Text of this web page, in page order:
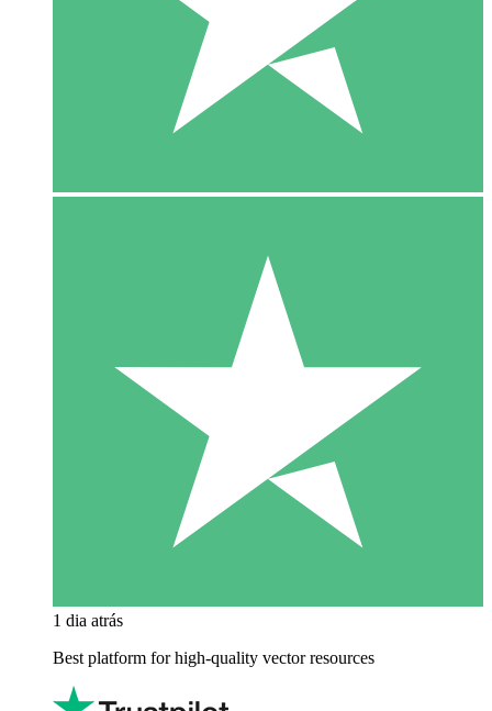
1 dia atrás
Best platform for high-quality vector resources